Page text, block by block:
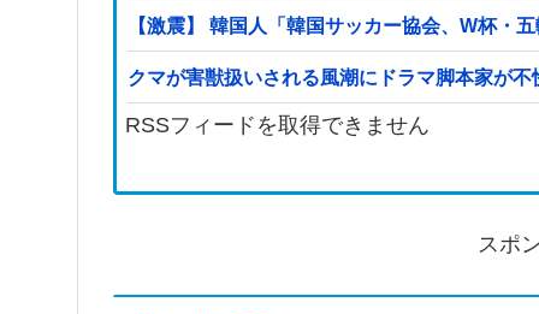
【激震】 韓国人「韓国サッカー協会、W杯
クマが害獣扱いされる風潮にドラマ脚本家が
RSSフィードを取得できません
スポ